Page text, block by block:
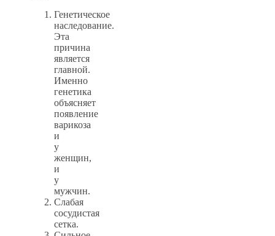
Генетическое
наследование.
Эта
причина
является
главной.
Именно
генетика
объясняет
появление
варикоза
и
у
женщин,
и
у
мужчин.
Слабая
сосудистая
сетка.